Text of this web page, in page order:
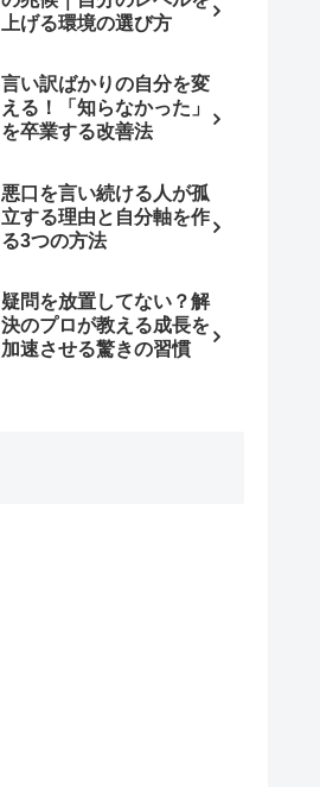
上げる環境の選び方
言い訳ばかりの自分を変
える！「知らなかった」
を卒業する改善法
悪口を言い続ける人が孤
立する理由と自分軸を作
る3つの方法
疑問を放置してない？解
決のプロが教える成長を
加速させる驚きの習慣